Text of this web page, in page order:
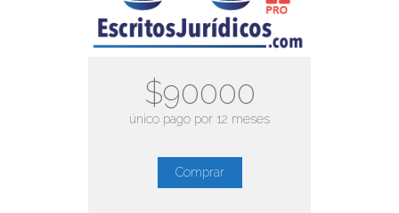
$90000
único pago por 12 meses
Comprar